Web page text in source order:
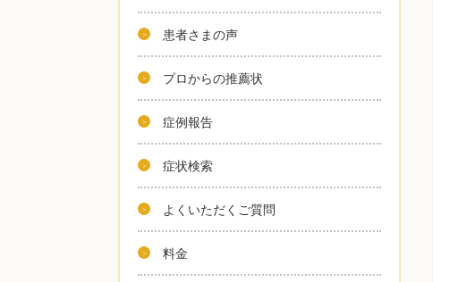
患者さまの声
プロからの推薦状
症例報告
症状検索
よくいただくご質問
料金